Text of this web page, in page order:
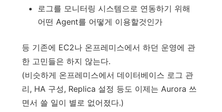
로그를 모니터링 시스템으로 연동하기 위해
어떤 Agent를 어떻게 이용할것인가
등 기존에 EC2나 온프레미스에서 하던 운영에 관
한 고민들은 하지 않는다.
(비슷하게 온프레미스에서 데이터베이스 로그 관
리, HA 구성, Replica 설정 등도 이제는 Aurora 쓰
면서 쓸 일이 별로 없어졌다.)